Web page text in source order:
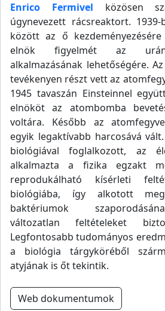
Enrico Fermivel közösen
úgynevezett rácsreaktort.
között az ő
elnök figyelmét az
alkalmazásának lehetőségére.
tevékenyen részt vett az
1945 tavaszán Einsteinnel
elnököt az atombomba
voltára. Később az
egyik legaktívabb harcosává
biológiával foglalkozott, az
alkalmazta a fizika egzakt
reprodukálható kísérleti
biológiába, így alkotott
baktériumok
változatlan feltételeket
Legfontosabb tudományos
a biológia tárgyköréből
atyjának is őt tekintik.
Web dokumentumok